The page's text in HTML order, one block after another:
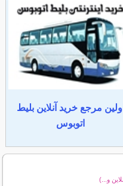
اولین مرجع خرید آنلاین بلیط
اتوبوس
و...)